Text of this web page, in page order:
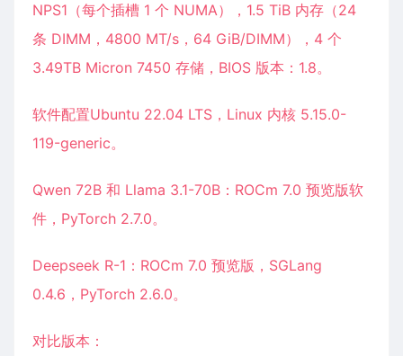
NPS1（每个插槽 1 个 NUMA），1.5 TiB 内存（24
条 DIMM，4800 MT/s，64 GiB/DIMM），4 个
3.49TB Micron 7450 存储，BIOS 版本：1.8。
软件配置Ubuntu 22.04 LTS，Linux 内核 5.15.0-
119-generic。
Qwen 72B 和 Llama 3.1-70B：ROCm 7.0 预览版软
件，PyTorch 2.7.0。
Deepseek R-1：ROCm 7.0 预览版，SGLang
0.4.6，PyTorch 2.6.0。
对比版本：